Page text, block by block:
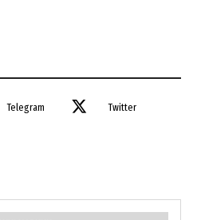
Telegram Twitter